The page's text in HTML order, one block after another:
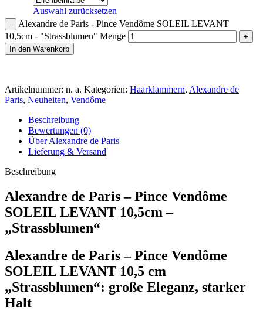
Auswahl zurücksetzen
Alexandre de Paris - Pince Vendôme SOLEIL LEVANT
10,5cm - "Strassblumen" Menge
In den Warenkorb
Artikelnummer: n. a. Kategorien: Haarklammern, Alexandre de
Paris, Neuheiten, Vendôme
Beschreibung
Bewertungen (0)
Über Alexandre de Paris
Lieferung & Versand
Beschreibung
Alexandre de Paris – Pince Vendôme
SOLEIL LEVANT 10,5cm –
„Strassblumen“
Alexandre de Paris – Pince Vendôme
SOLEIL LEVANT 10,5 cm
„Strassblumen“: große Eleganz, starker
Halt